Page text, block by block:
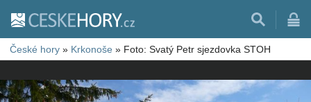
České hory » Krkonoše » Foto: Svatý Petr sjezdovka STOH